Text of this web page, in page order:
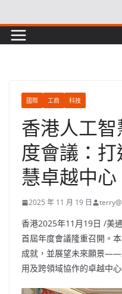
to
content
國際 工商 科技
香港人工
度會議：
慧卓越中心
2025 年 11 月 19 日
香港2025年11月19日 /美
首屆年度會議隆重召開。
成就，並展望未來願景——
用及跨領域協作的卓越中心